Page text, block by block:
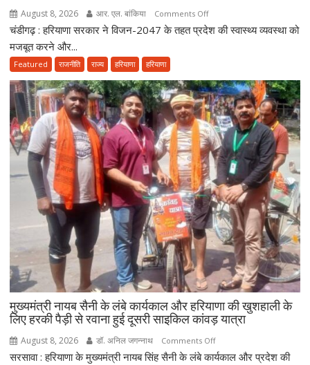
August 8, 2026 आर. एल. बांकिया Comments Offon
विजन-2047
सेवाओं
का
होगा
विस्तार,
CM
सैनी
बोले-
2047
तक
हरियाणा
को
स्वास्थ्य
क्षेत्र
बनाएंगे
अग्रणी
चंडीगढ़ : हरियाणा सरकार ने विजन-2047 के तहत प्रदेश की स्वास्थ्य व्यवस्था को
मजबूत करने और...
Featured राजनीति राज्य हरियाणा हरियाणा
मुख्यमंत्री नायब सैनी के लंबे कार्यकाल और हरियाणा की खुशहाली के
लिए हरकी पैड़ी से रवाना हुई दूसरी साइकिल कांवड़ यात्रा
August 8, 2026 डॉ. अनिल जगन्नाथ Comments Offon
मुख्यमंत्री
सरसावा : हरियाणा के मुख्यमंत्री नायब सिंह सैनी के लंबे कार्यकाल और प्रदेश की